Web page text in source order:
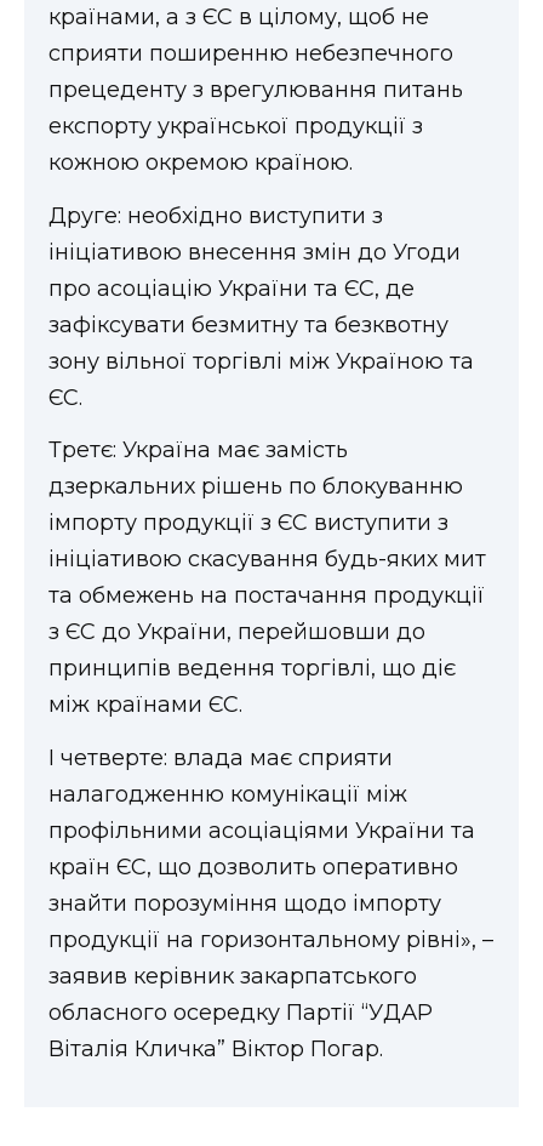
країнами, а з ЄС в цілому, щоб не
сприяти поширенню небезпечного
прецеденту з врегулювання питань
експорту української продукції з
кожною окремою країною.
Друге: необхідно виступити з
ініціативою внесення змін до Угоди
про асоціацію України та ЄС, де
зафіксувати безмитну та безквотну
зону вільної торгівлі між Україною та
ЄС.
Третє: Україна має замість
дзеркальних рішень по блокуванню
імпорту продукції з ЄС виступити з
ініціативою скасування будь-яких мит
та обмежень на постачання продукції
з ЄС до України, перейшовши до
принципів ведення торгівлі, що діє
між країнами ЄС.
І четверте: влада має сприяти
налагодженню комунікації між
профільними асоціаціями України та
країн ЄС, що дозволить оперативно
знайти порозуміння щодо імпорту
продукції на горизонтальному рівні», –
заявив керівник закарпатського
обласного осередку Партії “УДАР
Віталія Кличка” Віктор Погар.